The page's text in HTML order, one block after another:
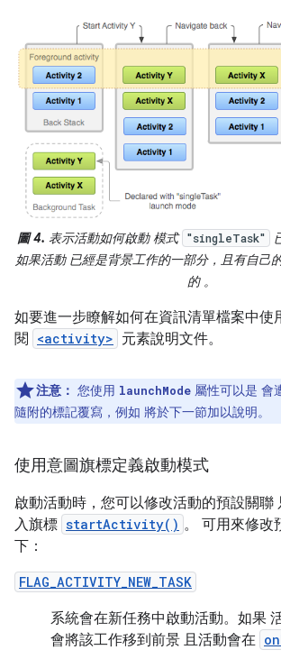
圖 4. 表示活動如何啟動 模式 "singleTask"
如果活動 已經是背景工作的一部分，且有自己
的 。
如要進一步瞭解如何在資訊清單檔案中使
閱
<activity> 元素說明文件。
注意： 您使用 launchMode 屬性可以是 會
隨附的標記覆寫，例如 將於下一節加以說明。
使用意圖旗標定義啟動模式
啟動活動時，您可以修改活動的預設關聯
入旗標 startActivity() 。 可用來修改
下：
FLAG_ACTIVITY_NEW_TASK
系統會在新任務中啟動活動。如果
會將該工作移到前景 且活動會在